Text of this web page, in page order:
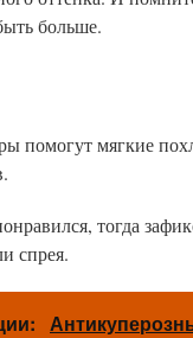
больше.
помогут мягкие
тогда
спрея.